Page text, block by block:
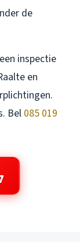
de
inspectie
en
Bel 085 019